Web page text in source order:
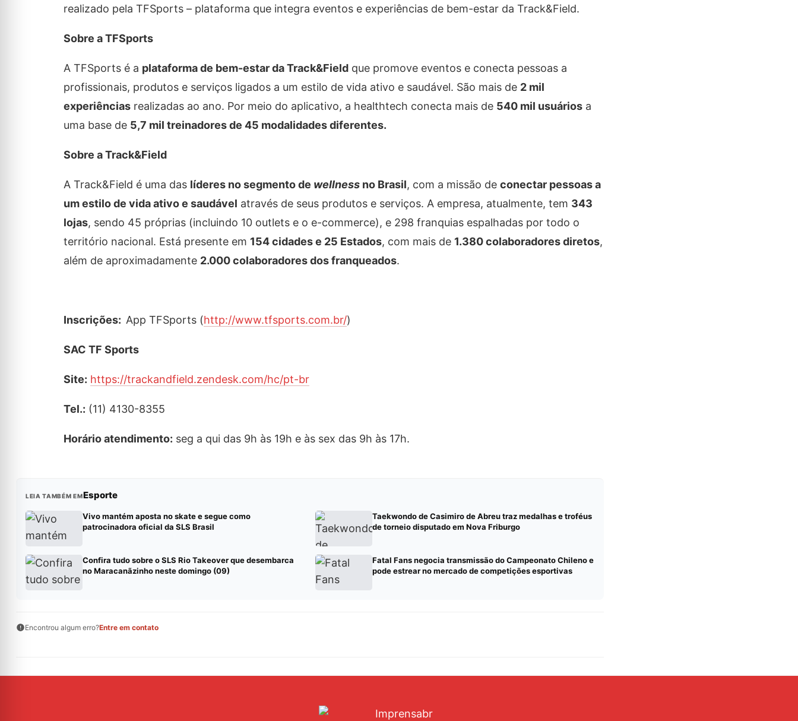
realizado pela TFSports – plataforma que integra eventos e experiências de bem-estar da Track&Field.
Sobre a TFSports
A TFSports é a plataforma de bem-estar da Track&Fieldque promove eventos e conecta pessoas a
profissionais, produtos e serviços ligados a um estilo de vida ativo e saudável. São mais de 2 mil
experiênciasrealizadas ao ano. Por meio do aplicativo, a healthtech conecta mais de 540 mil usuáriosa
uma base de 5,7 mil treinadores de 45 modalidades diferentes.
Sobre a Track&Field
A Track&Field é uma das líderes no segmento de wellnessno Brasil, com a missão de conectar pessoas a
um estilo de vida ativo e saudável através de seus produtos e serviços. A empresa, atualmente, tem 343
lojas, sendo 45 próprias (incluindo 10 outlets e o e-commerce), e 298 franquias espalhadas por todo o
território nacional. Está presente em 154 cidades e 25 Estados, com mais de 1.380 colaboradores diretos,
além de aproximadamente 2.000 colaboradores dos franqueados.
Inscrições: App TFSports (http://www.tfsports.com.br/)
SAC TF Sports
Site: https://trackandfield.zendesk.com/hc/pt-br
Tel.: (11) 4130-8355
Horário atendimento: seg a qui das 9h às 19h e às sex das 9h às 17h.
LEIA TAMBÉM EMEsporte
Vivo mantém aposta no skate e segue como
patrocinadora oficial da SLS Brasil
Taekwondo de Casimiro de Abreu traz medalhas e troféus
de torneio disputado em Nova Friburgo
Confira tudo sobre o SLS Rio Takeover que desembarca
no Maracanãzinho neste domingo (09)
Fatal Fans negocia transmissão do Campeonato Chileno e
pode estrear no mercado de competições esportivas
Encontrou algum erro?Entre em contato